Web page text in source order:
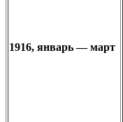
1916, январь — март